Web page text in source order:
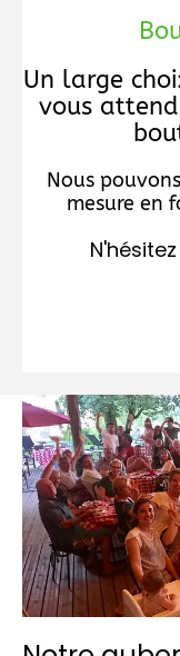
Un large
vous
Nous
mesure en